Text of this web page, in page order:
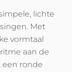
lichte
Met
vormtaal
aan de
een ronde